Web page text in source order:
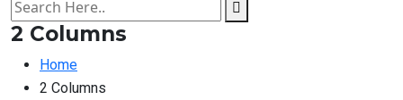
2 Columns
Home
2 Columns